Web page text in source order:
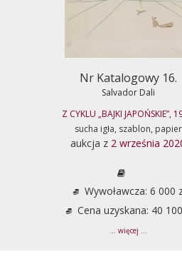
Nr Katalogowy 16.
Salvador Dali
Z CYKLU „BAJKI JAPOŃSKIE”,
sucha igła, szablon, papier
aukcja z 2 września
Wywoławcza: 6 000
Cena uzyskana: 40
... więcej ...